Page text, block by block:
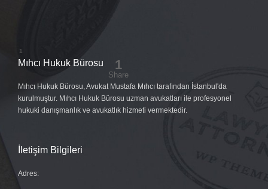
Mıhcı Hukuk Bürosu
Mıhcı Hukuk Bürosu, Avukat Mustafa Mıhcı tarafından İstanbul'da
kurulmuştur. Mıhcı Hukuk Bürosu uzman avukatları ile profesyonel
hukuki danışmanlık ve avukatlık hizmeti vermektedir.
İletişim Bilgileri
Adres: